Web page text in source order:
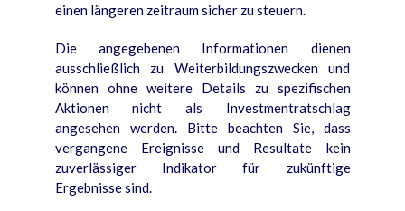
einen längeren zeitraum sicher zu steuern.
Die angegebenen Informationen dienen
ausschließlich zu Weiterbildungszwecken und
können ohne weitere Details zu spezifischen
Aktionen nicht als Investmentratschlag
angesehen werden. Bitte beachten Sie, dass
vergangene Ereignisse und Resultate kein
zuverlässiger Indikator für zukünftige
Ergebnisse sind.